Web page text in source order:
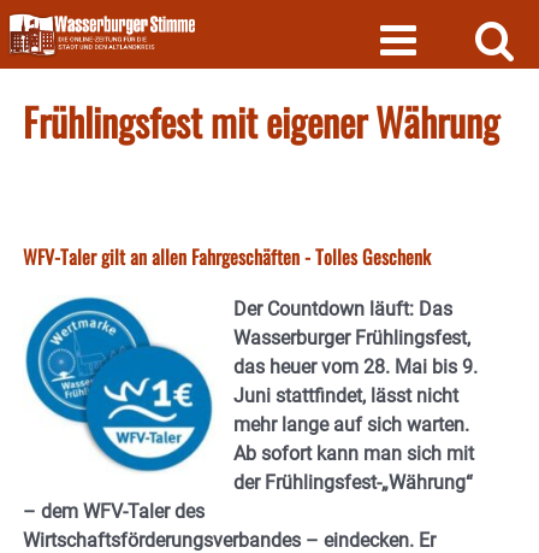
Skip
to
content
Frühlingsfest mit eigener Währung
WFV-Taler gilt an allen Fahrgeschäften - Tolles Geschenk
Der Countdown läuft: Das
Wasserburger Frühlingsfest,
das heuer vom 28. Mai bis 9.
Juni stattfindet, lässt nicht
mehr lange auf sich warten.
Ab sofort kann man sich mit
der Frühlingsfest-„Währung“
– dem WFV-Taler des
Wirtschaftsförderungsverbandes – eindecken. Er